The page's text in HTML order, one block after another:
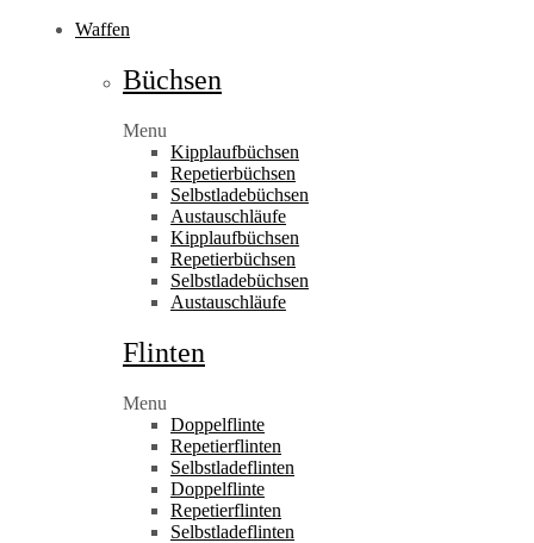
Waffen
Büchsen
Menu
Kipplaufbüchsen
Repetierbüchsen
Selbstladebüchsen
Austauschläufe
Kipplaufbüchsen
Repetierbüchsen
Selbstladebüchsen
Austauschläufe
Flinten
Menu
Doppelflinte
Repetierflinten
Selbstladeflinten
Doppelflinte
Repetierflinten
Selbstladeflinten